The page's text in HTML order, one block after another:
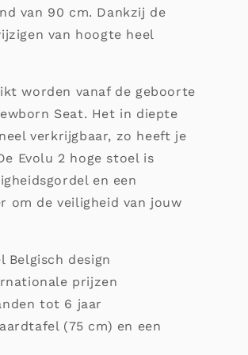
van 90 cm. Dankzij de
van hoogte heel
worden vanaf de geboorte
Seat. Het in diepte
verkrijgbaar, zo heeft je
Evolu 2 hoge stoel is
en een
om de veiligheid van jouw
Belgisch design
prijzen
tot 6 jaar
(75 cm) en een